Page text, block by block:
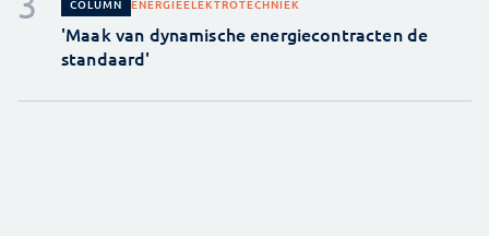
COLUMN ENERGIEELEKTROTECHNIEK
'Maak van dynamische energiecontracten de
standaard'